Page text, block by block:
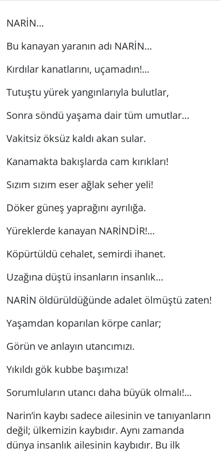
NARİN…
Bu kanayan yaranın adı NARİN…
Kırdılar kanatlarını, uçamadın!...
Tutuştu yürek yangınlarıyla bulutlar,
Sonra söndü yaşama dair tüm umutlar…
Vakitsiz öksüz kaldı akan sular.
Kanamakta bakışlarda cam kırıkları!
Sızım sızım eser ağlak seher yeli!
Döker güneş yaprağını ayrılığa.
Yüreklerde kanayan NARİNDİR!...
Köpürtüldü cehalet, semirdi ihanet.
Uzağına düştü insanların insanlık…
NARİN öldürüldüğünde adalet ölmüştü zaten!
Yaşamdan koparılan körpe canlar;
Görün ve anlayın utancımızı.
Yıkıldı gök kubbe başımıza!
Sorumluların utancı daha büyük olmalı!...
Narin’in kaybı sadece ailesinin ve tanıyanların
değil; ülkemizin kaybıdır. Aynı zamanda
dünya insanlık ailesinin kaybıdır. Bu ilk
GÜNDEM
HABERDE İNSAN
KÜLTÜR SANAT
MAGAZİN
POLİTİKA
RESMİ İLANLAR
SAĞLIK